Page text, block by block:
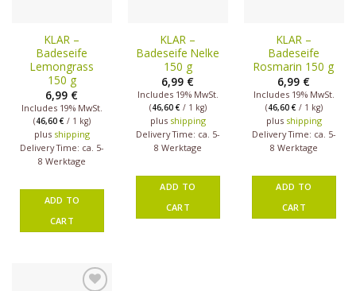
KLAR –
Badeseife
Lemongrass
150 g
6,99 €
Includes 19% MwSt.
(46,60 € / 1 kg)
plus shipping
Delivery Time: ca. 5-
8 Werktage
ADD TO
CART
KLAR –
Badeseife Nelke
150 g
6,99 €
Includes 19% MwSt.
(46,60 € / 1 kg)
plus shipping
Delivery Time: ca. 5-
8 Werktage
ADD TO
CART
KLAR –
Badeseife
Rosmarin 150 g
6,99 €
Includes 19% MwSt.
(46,60 € / 1 kg)
plus shipping
Delivery Time: ca. 5-
8 Werktage
ADD TO
CART